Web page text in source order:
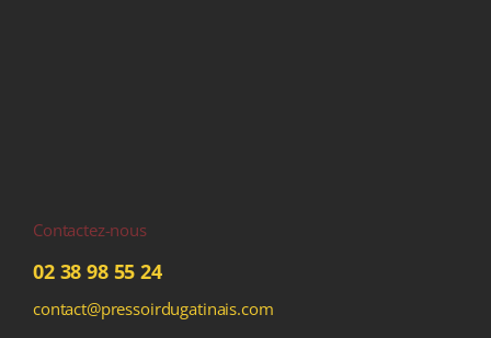
Contactez-nous
02 38 98 55 24
contact@pressoirdugatinais.com